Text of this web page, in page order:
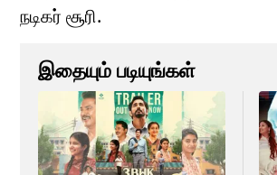
நடிகர் சூரி.
இதையும் படியுங்கள்